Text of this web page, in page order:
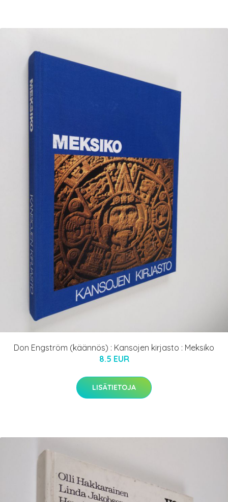
Don Engström (käännös) : Kansojen kirjasto : Meksiko
8.5 EUR
LISÄTIETOJA